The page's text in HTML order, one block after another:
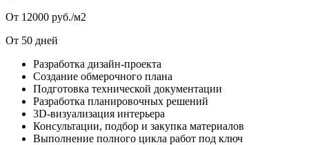
От 12000 руб./м2
От 50 дней
Разработка дизайн-проекта
Создание обмерочного плана
Подготовка технической документации
Разработка планировочных решений
3D-визуализация интерьера
Консультации, подбор и закупка материалов
Выполнение полного цикла работ под ключ